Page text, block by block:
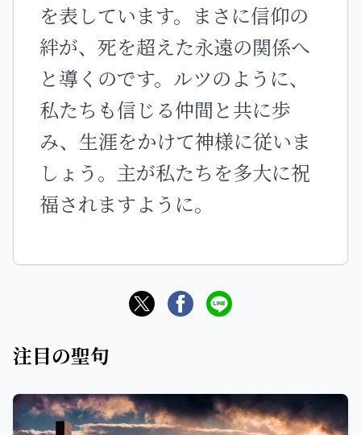
を表しています。まさに信仰の
絆が、死を超えた永遠の関係へ
と導くのです。ルツのように、
私たちも信じる仲間と共に歩
み、生涯をかけて神様に従いま
しょう。主が私たちを多大に祝
福されますように。
注目の聖句